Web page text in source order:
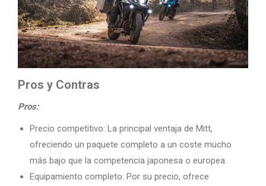
Pros y Contras
Pros:
Precio competitivo: La principal ventaja de Mitt,
ofreciendo un paquete completo a un coste mucho
más bajo que la competencia japonesa o europea.
Equipamiento completo: Por su precio, ofrece